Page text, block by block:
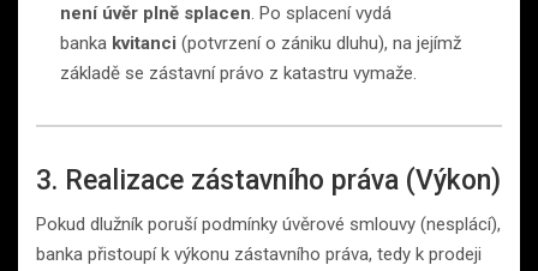
není úvěr plně splacen. Po splacení vydá
banka kvitanci (potvrzení o zániku dluhu), na jejímž
základě se zástavní právo z katastru vymaže.
3. Realizace zástavního práva (Výkon)
Pokud dlužník poruší podmínky úvěrové smlouvy (nesplácí),
banka přistoupí k výkonu zástavního práva, tedy k prodeji